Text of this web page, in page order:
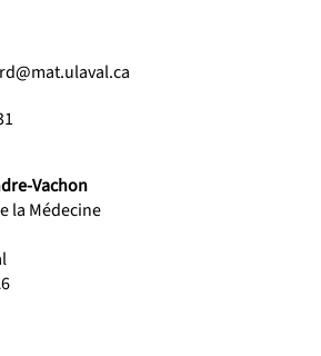
Vachon
la Médecine